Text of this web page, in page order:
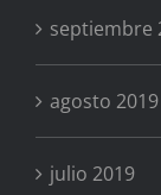
septiembre
agosto 2019
julio 2019